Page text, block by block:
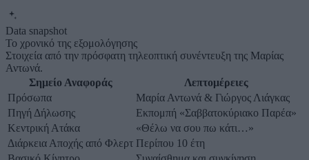
Data snapshot
Το χρονικό της εξομολόγησης
Στοιχεία από την πρόσφατη τηλεοπτική συνέντευξη της Μαρίας
Αντωνά.
Σημείο Αναφοράς
Λεπτομέρειες
Πρόσωπα
Μαρία Αντωνά & Γιώργος Λιάγκας
Πηγή Δήλωσης
Εκπομπή «Σαββατοκύριακο Παρέα»
Κεντρική Ατάκα
«Θέλω να σου πω κάτι…»
Διάρκεια Αποχής από Φλερτ Περίπου 10 έτη